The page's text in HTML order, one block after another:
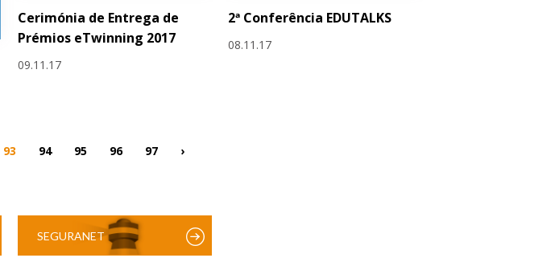
Cerimónia de Entrega de
Prémios eTwinning 2017
09.11.17
2ª Conferência EDUTALKS
08.11.17
93 94 95 96 97 ›
SEGURANET